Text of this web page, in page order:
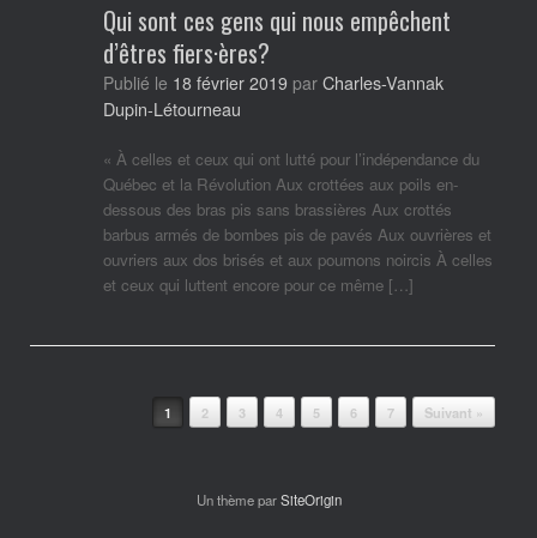
Qui sont ces gens qui nous empêchent
d’êtres fiers·ères?
Publié le 18 février 2019 par Charles-Vannak
Dupin-Létourneau
« À celles et ceux qui ont lutté pour l’indépendance du
Québec et la Révolution Aux crottées aux poils en-
dessous des bras pis sans brassières Aux crottés
barbus armés de bombes pis de pavés Aux ouvrières et
ouvriers aux dos brisés et aux poumons noircis À celles
et ceux qui luttent encore pour ce même […]
1 2 3 4 5 6 7 Suivant »
Un thème parSiteOrigin